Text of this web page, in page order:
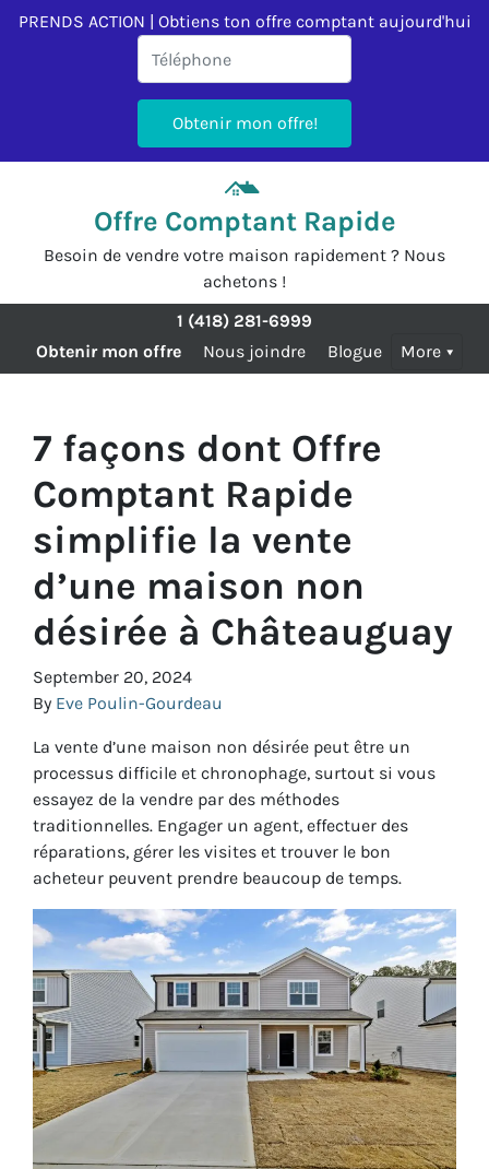
PRENDS ACTION | Obtiens ton offre comptant aujourd'hui
Offre Comptant Rapide
Besoin de vendre votre maison rapidement ? Nous
achetons !
1 (418) 281-6999
Obtenir mon offre
Nous joindre Blogue More
7 façons dont Offre
Comptant Rapide
simplifie la vente
d’une maison non
désirée à Châteauguay
September 20, 2024
By Eve Poulin-Gourdeau
La vente d’une maison non désirée peut être un
processus difficile et chronophage, surtout si vous
essayez de la vendre par des méthodes
traditionnelles. Engager un agent, effectuer des
réparations, gérer les visites et trouver le bon
acheteur peuvent prendre beaucoup de temps.